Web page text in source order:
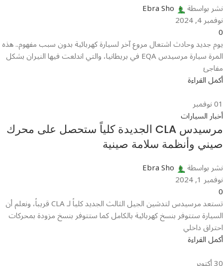
نشر بواسطة Ebra Sho
نوفمبر 4, 2024
0
يوم جديد وحادث اشتعال مروع آخر لسيارة كهربائية بدون سبب مفهوم.. هذه
المرة سيارة مرسيدس EQA في بريطانيا، والتي اندلعت فيها النيران بشكل
مفاجئ
أكمل القراءة
01نوفمبر
أخبار السيارات
مرسيدس CLA الجديدة كلياً ستحصل على محرك
صيني وأنظمة سلامة صينية
نشر بواسطة Ebra Sho
نوفمبر 1, 2024
0
تستعد مرسيدس لتدشين الجيل الثالث الجديد كلياً لـ CLA قريباً، ونعلم أن
السيارة ستتوفر بنسخ كهربائية بالكامل كما ستتوفر بنسخ مزودة بمحركات
احتراق داخلي
أكمل القراءة